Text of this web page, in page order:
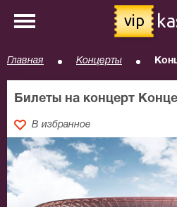
vip
Главная Концерты
Билеты на концерт
В избранное